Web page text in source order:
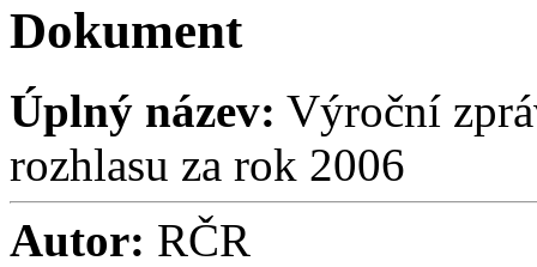
Dokument
Úplný název: Výroční
rozhlasu za rok 2006
Autor: RČR